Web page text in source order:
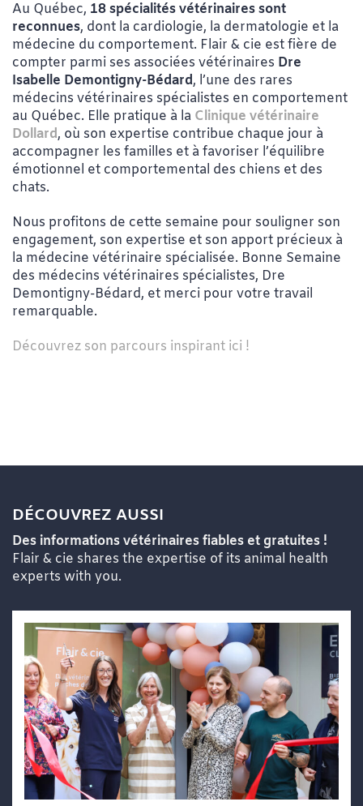
Au Québec, 18 spécialités vétérinaires sont
reconnues, dont la cardiologie, la dermatologie et la
médecine du comportement. Flair & cie est fière de
compter parmi ses associées vétérinaires Dre
Isabelle Demontigny-Bédard, l’une des rares
médecins vétérinaires spécialistes en comportement
au Québec. Elle pratique à la Clinique vétérinaire
Dollard, où son expertise contribue chaque jour à
accompagner les familles et à favoriser l’équilibre
émotionnel et comportemental des chiens et des
chats.
Nous profitons de cette semaine pour souligner son
engagement, son expertise et son apport précieux à
la médecine vétérinaire spécialisée. Bonne Semaine
des médecins vétérinaires spécialistes, Dre
Demontigny-Bédard, et merci pour votre travail
remarquable.
Découvrez son parcours inspirant ici !
DÉCOUVREZ AUSSI
Des informations vétérinaires fiables et gratuites !
Flair & cie shares the expertise of its animal health
experts with you.